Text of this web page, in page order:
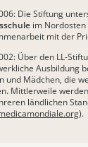
Die Stiftung
im Nordosten
mit der
Über den LL-
Ausbildung
und Mädchen, die
Mittlerweile
ländlichen
).